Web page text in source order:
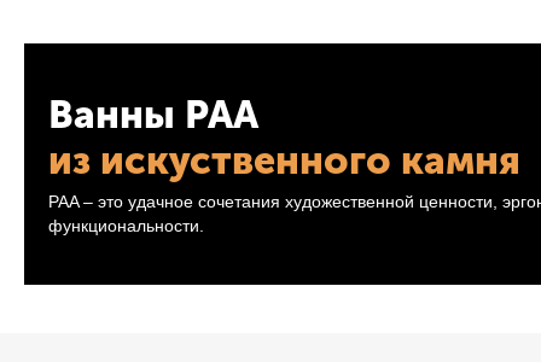
Ванны PAA
из искуственного камня
PAA – это удачное сочетания художественной ценности,
функциональности.